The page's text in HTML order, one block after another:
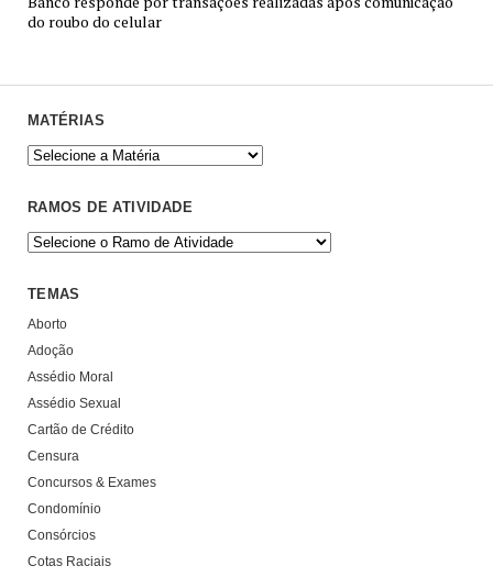
do roubo do celular
MATÉRIAS
RAMOS DE ATIVIDADE
TEMAS
Aborto
Adoção
Assédio Moral
Assédio Sexual
Cartão de Crédito
Censura
Concursos & Exames
Condomínio
Consórcios
Cotas Raciais